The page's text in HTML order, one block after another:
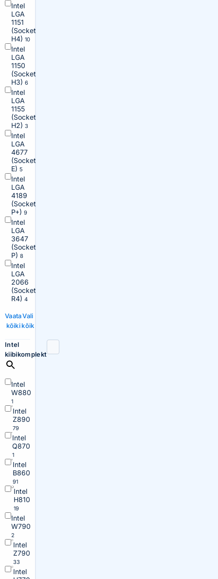
Intel
LGA
1151
(Socket
H4) 10
Intel
LGA
1150
(Socket
H3) 6
Intel
LGA
1155
(Socket
H2) 3
Intel
LGA
4677
(Socket
E) 5
Intel
LGA
4189
(Socket
P+) 9
Intel
LGA
3647
(Socket
P) 8
Intel
LGA
2066
(Socket
R4) 4
Vaata
kõiki
Vali
kõik
Intel
kiibikomplekt
Intel
W880
1
Intel
Z890
79
Intel
Q870
1
Intel
B860
91
Intel
H810
19
Intel
W790
2
Intel
Z790
33
Intel